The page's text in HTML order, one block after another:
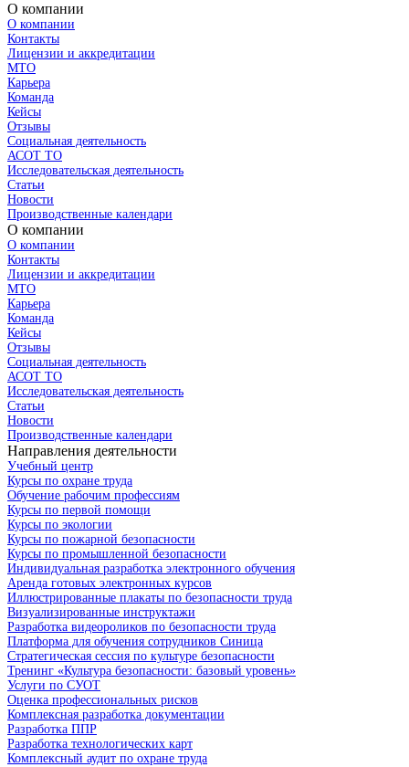
О компании
О компании
Контакты
Лицензии и аккредитации
МТО
Карьера
Команда
Кейсы
Отзывы
Социальная деятельность
АСОТ ТО
Исследовательская деятельность
Статьи
Новости
Производственные календари
О компании
О компании
Контакты
Лицензии и аккредитации
МТО
Карьера
Команда
Кейсы
Отзывы
Социальная деятельность
АСОТ ТО
Исследовательская деятельность
Статьи
Новости
Производственные календари
Направления деятельности
Учебный центр
Курсы по охране труда
Обучение рабочим профессиям
Курсы по первой помощи
Курсы по экологии
Курсы по пожарной безопасности
Курсы по промышленной безопасности
Индивидуальная разработка электронного обучения
Аренда готовых электронных курсов
Иллюстрированные плакаты по безопасности труда
Визуализированные инструктажи
Разработка видеороликов по безопасности труда
Платформа для обучения сотрудников Синица
Стратегическая сессия по культуре безопасности
Тренинг «Культура безопасности: базовый уровень»
Услуги по СУОТ
Оценка профессиональных рисков
Комплексная разработка документации
Разработка ППР
Разработка технологических карт
Комплексный аудит по охране труда